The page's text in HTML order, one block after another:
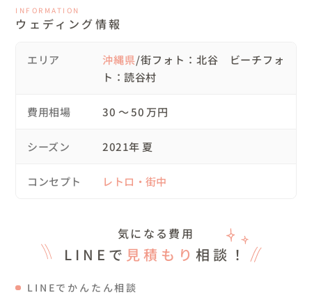
ドライにしていただいたブーケは今も大事に飾ってます！
写真もとても早く仕上げていただいたり、コロナ禍で日程調整など
き、感謝です。ありがとうございました。友人にも薦めたいです！
INFORMATION
ウェディング情報
エリア 沖縄県/街フォト：北谷 ビーチフォ
ト：読谷村
費用相場 30 〜 50 万円
シーズン 2021年 夏
コンセプト レトロ・街中
気になる費用
LINEで 見積もり 相談！
LINEでかんたん相談